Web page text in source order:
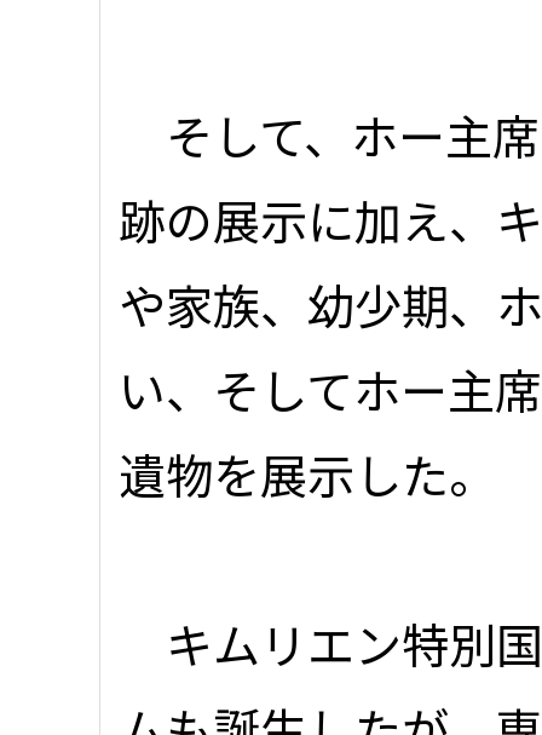
そして、ホー主
跡の展示に加え、
や家族、幼少期、
い、そしてホー主
遺物を展示した。
キムリエン特別